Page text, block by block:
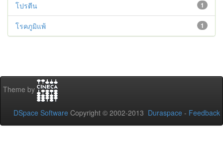
1
โปรตีน
1
โรคภูมิแพ้
Theme by
DSpace Software Copyright © 2002-2013 Duraspace - Feedback